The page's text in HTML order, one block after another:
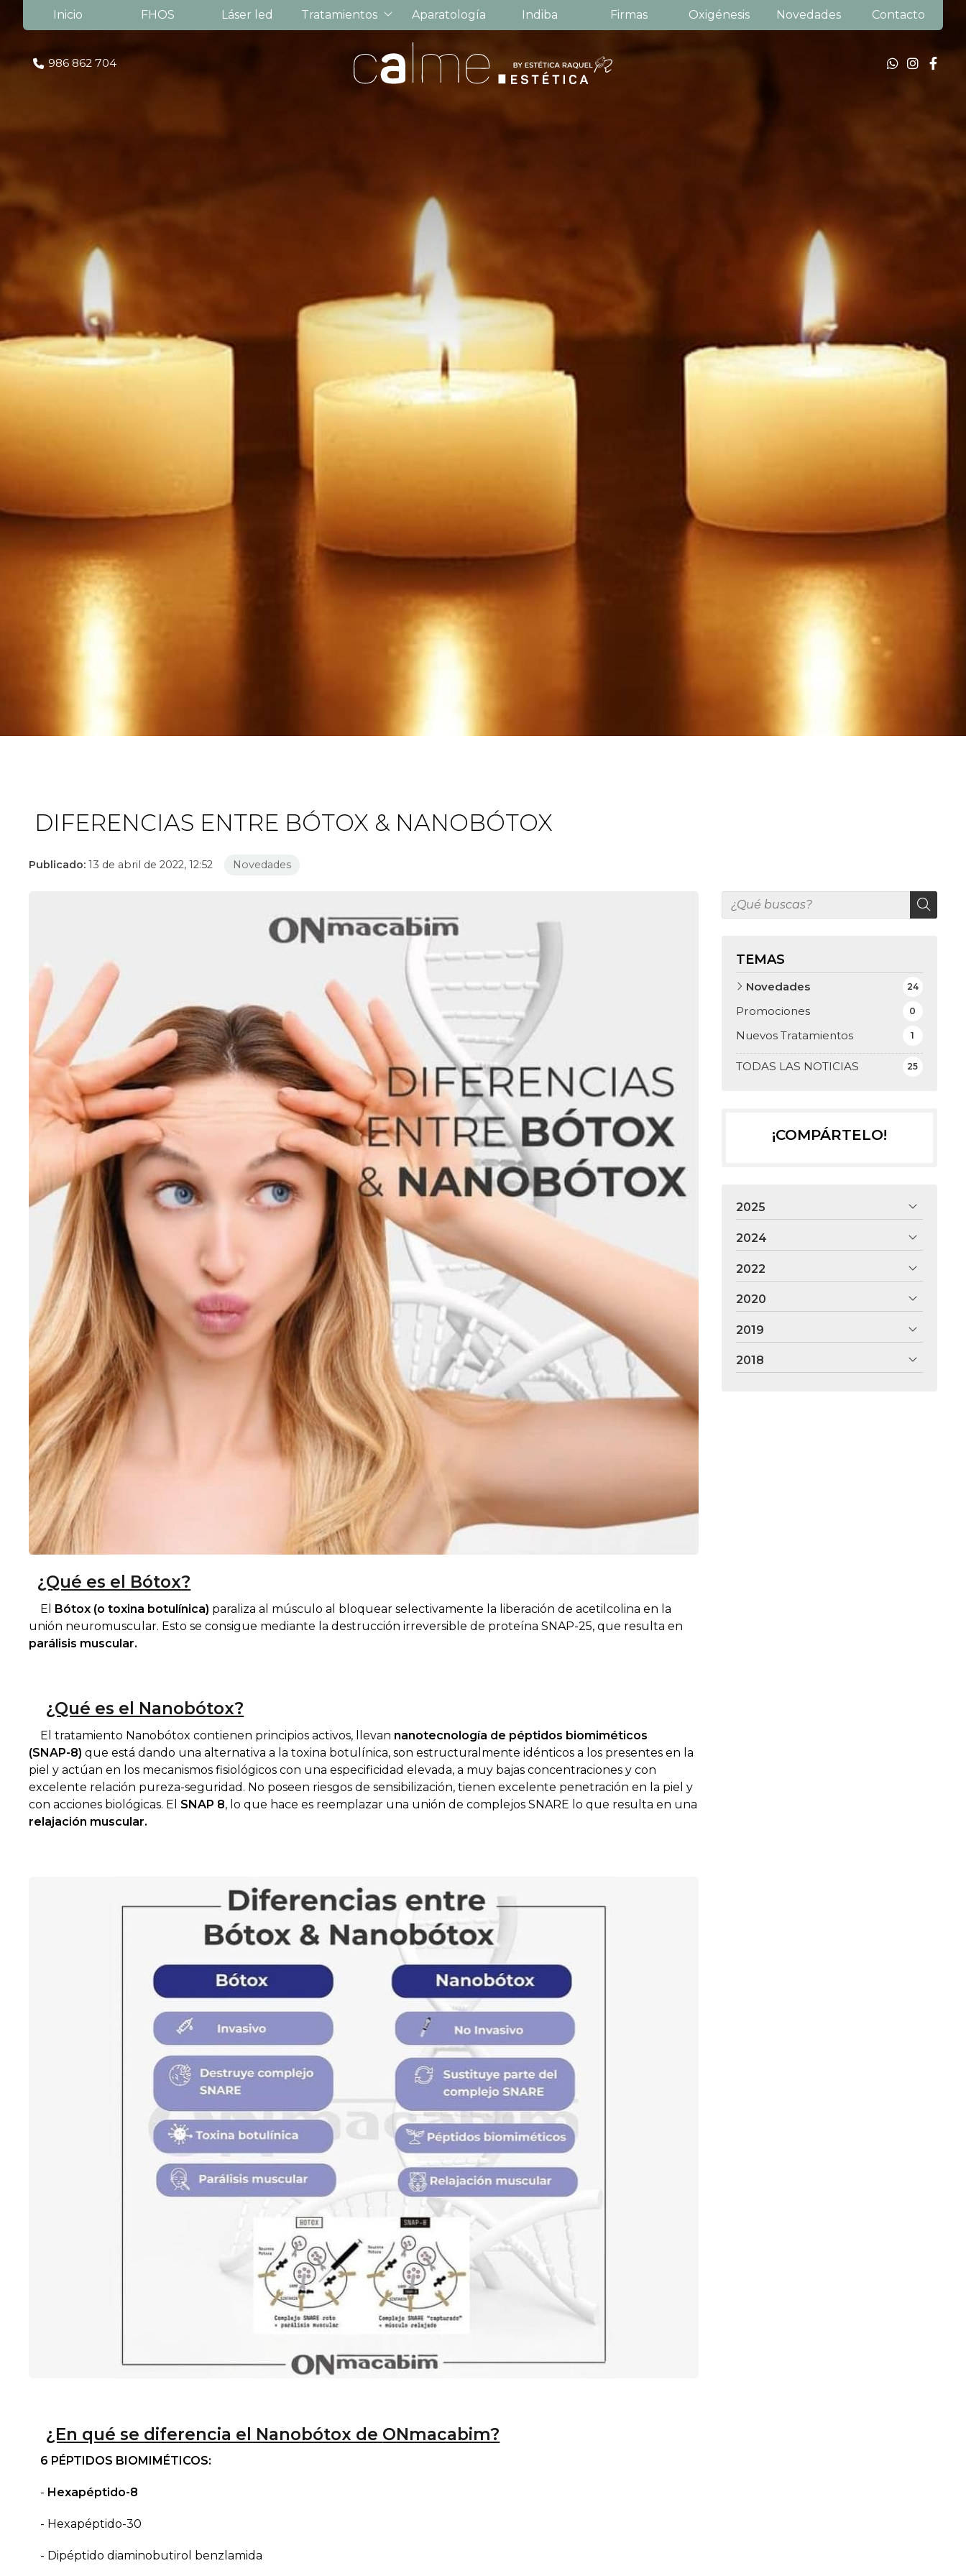
986 862 704
Inicio FHOS Láser led Tratamientos Aparatología Indiba Firmas Oxigénesis Novedades Contacto
DIFERENCIAS ENTRE BÓTOX & NANOBÓTOX
Publicado: 13 de abril de 2022, 12:52 Novedades
TEMAS
TODAS LAS NOTICIAS 25
Novedades 24
Promociones 0
Nuevos Tratamientos 1
¿Qué es el Bótox?
El Bótox (o toxina botulínica) paraliza al músculo al bloquear selectivamente la liberación de acetilcolina en la
unión neuromuscular. Esto se consigue mediante la destrucción irreversible de proteína SNAP-25, que resulta en
parálisis muscular.
¿Qué es el Nanobótox?
El tratamiento Nanobótox contienen principios activos, llevan nanotecnología de péptidos biomiméticos
(SNAP-8) que está dando una alternativa a la toxina botulínica, son estructuralmente idénticos a los presentes en la
piel y actúan en los mecanismos fisiológicos con una especificidad elevada, a muy bajas concentraciones y con
excelente relación pureza-seguridad. No poseen riesgos de sensibilización, tienen excelente penetración en la piel y
con acciones biológicas. El SNAP 8, lo que hace es reemplazar una unión de complejos SNARE lo que resulta en una
relajación muscular.
¿En qué se diferencia el Nanobótox de ONmacabim?
6 PÉPTIDOS BIOMIMÉTICOS:
- Hexapéptido-8
- Hexapéptido-30
- Dipéptido diaminobutirol benzlamida
¡COMPÁRTELO!
2025
2024
2022
2020
2019
2018